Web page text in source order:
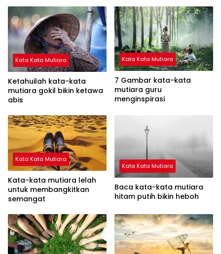
Kata Kata Mutiara
Ketahuilah kata-kata
mutiara gokil bikin ketawa
abis
Kata Kata Mutiara
7 Gambar kata-kata
mutiara guru
menginspirasi
Kata Kata Mutiara
Kata-kata mutiara lelah
untuk membangkitkan
semangat
Kata Kata Mutiara
Baca kata-kata mutiara
hitam putih bikin heboh